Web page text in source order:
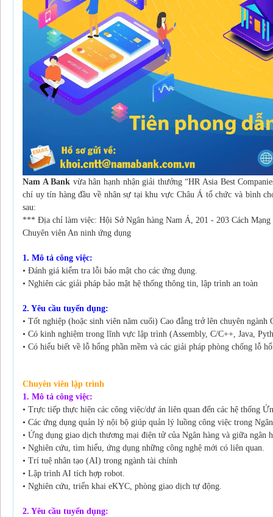
Nam A Bank vừa hân hạnh nhận giải thưởng “HR Asia Best
chí uy tín hàng đầu về nhân sự tại khu vực Châu Á tổ chức và bình
sau:
*** Địa chỉ làm việc: Hội Sở Ngân hàng Nam Á, 201 - 203 Cách
Chuyên viên An ninh ứng dụng
1. Mô tả công việc:
• Đánh giá kiểm tra lỗi bảo mật cho các ứng dụng.
• Nghiên các giải pháp bảo mật hệ thống thông tin, lập trình an toàn
2. Yêu cầu tuyển dụng:
• Tốt nghiệp (hoặc sinh viên năm cuối) Cao đẳng trở lên chuyên
• Có kinh nghiệm trong lĩnh vực lập trình (Assembly, C/C++, Java,
• Có hiểu biết về lỗ hổng phần mềm và các giải pháp phòng chống lỗ
Chuyên viên lập trình
1. Mô tả công việc:
• Trực tiếp thực hiện các công việc/dự án liên quan đến các hệ thống
• Các ứng dụng quản lý nội bộ giúp quản lý luồng công việc trong
• Ứng dụng giao dịch thương mại điện tử của Ngân hàng và giữa ngân
• Nghiên cứu, tìm hiểu, ứng dụng những công nghệ mới có liên quan.
• Trí tuệ nhân tạo (AI) trong ngành tài chính
• Lập trình AI tích hợp robot.
• Nghiên cứu, triển khai eKYC, phòng giao dịch tự động.
2. Yêu cầu tuyển dụng: